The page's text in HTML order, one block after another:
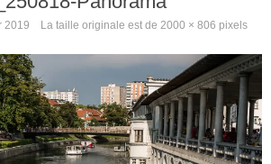
2019 La taille originale est de2000 × 806 pixels